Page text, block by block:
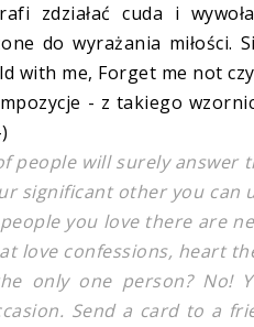
zdziałać cuda i
do wyrażania miłości.
with me, Forget me not
- z takiego
people will surely answer
significant other you can
you love there are
love confessions, heart
only one person? No!
Send a card to a